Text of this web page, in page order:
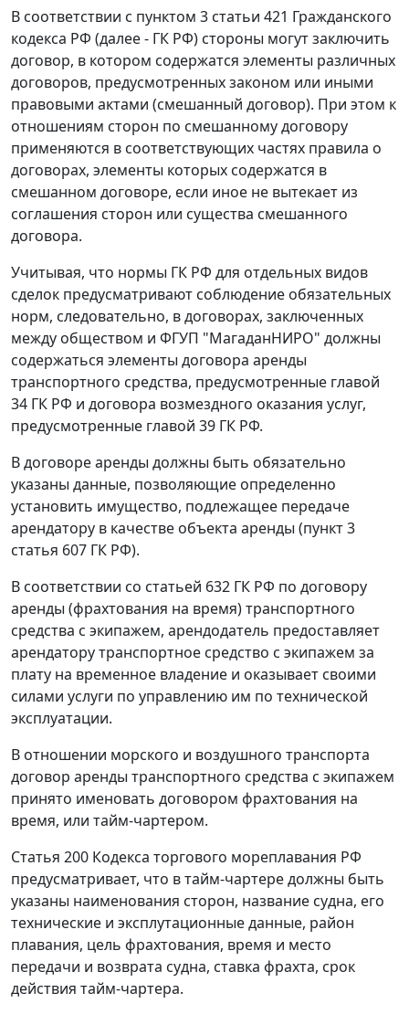
В соответствии с пунктом 3 статьи 421 Гражданского
кодекса РФ (далее - ГК РФ) стороны могут заключить
договор, в котором содержатся элементы различных
договоров, предусмотренных законом или иными
правовыми актами (смешанный договор). При этом к
отношениям сторон по смешанному договору
применяются в соответствующих частях правила о
договорах, элементы которых содержатся в
смешанном договоре, если иное не вытекает из
соглашения сторон или существа смешанного
договора.
Учитывая, что нормы ГК РФ для отдельных видов
сделок предусматривают соблюдение обязательных
норм, следовательно, в договорах, заключенных
между обществом и ФГУП "МагаданНИРО" должны
содержаться элементы договора аренды
транспортного средства, предусмотренные главой
34 ГК РФ и договора возмездного оказания услуг,
предусмотренные главой 39 ГК РФ.
В договоре аренды должны быть обязательно
указаны данные, позволяющие определенно
установить имущество, подлежащее передаче
арендатору в качестве объекта аренды (пункт 3
статья 607 ГК РФ).
В соответствии со статьей 632 ГК РФ по договору
аренды (фрахтования на время) транспортного
средства с экипажем, арендодатель предоставляет
арендатору транспортное средство с экипажем за
плату на временное владение и оказывает своими
силами услуги по управлению им по технической
эксплуатации.
В отношении морского и воздушного транспорта
договор аренды транспортного средства с экипажем
принято именовать договором фрахтования на
время, или тайм-чартером.
Статья 200 Кодекса торгового мореплавания РФ
предусматривает, что в тайм-чартере должны быть
указаны наименования сторон, название судна, его
технические и эксплутационные данные, район
плавания, цель фрахтования, время и место
передачи и возврата судна, ставка фрахта, срок
действия тайм-чартера.